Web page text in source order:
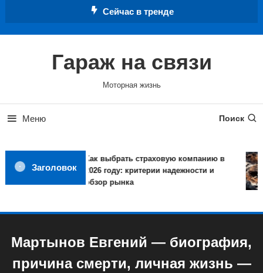
Сейчас в тренде
Гараж на связи
Моторная жизнь
Меню Поиск
Заголовок
Как выбрать страховую компанию в
2026 году: критерии надежности и
обзор рынка
Мартынов Евгений — биография,
причина смерти, личная жизнь —